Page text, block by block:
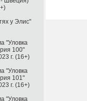
у Элис"
"Уловка
100"
г. (16+)
"Уловка
101"
г. (16+)
"Уловка